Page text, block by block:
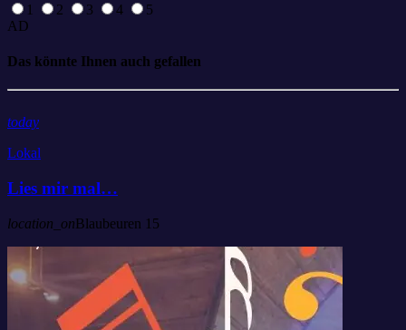
1
2 3 4
5
AD
Das könnte Ihnen auch gefallen
today
Lokal
Lies mir mal…
location_onBlaubeuren 15